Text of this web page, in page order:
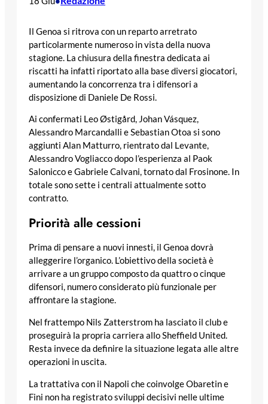
Il Genoa si ritrova con un reparto arretrato
particolarmente numeroso in vista della nuova
stagione. La chiusura della finestra dedicata ai
riscatti ha infatti riportato alla base diversi giocatori,
aumentando la concorrenza tra i difensori a
disposizione di Daniele De Rossi.
Ai confermati Leo Østigård, Johan Vásquez,
Alessandro Marcandalli e Sebastian Otoa si sono
aggiunti Alan Matturro, rientrato dal Levante,
Alessandro Vogliacco dopo l’esperienza al Paok
Salonicco e Gabriele Calvani, tornato dal Frosinone. In
totale sono sette i centrali attualmente sotto
contratto.
Priorità alle cessioni
Prima di pensare a nuovi innesti, il Genoa dovrà
alleggerire l’organico. L’obiettivo della società è
arrivare a un gruppo composto da quattro o cinque
difensori, numero considerato più funzionale per
affrontare la stagione.
Nel frattempo Nils Zatterstrom ha lasciato il club e
proseguirà la propria carriera allo Sheffield United.
Resta invece da definire la situazione legata alle altre
operazioni in uscita.
La trattativa con il Napoli che coinvolge Obaretin e
Fini non ha registrato sviluppi decisivi nelle ultime